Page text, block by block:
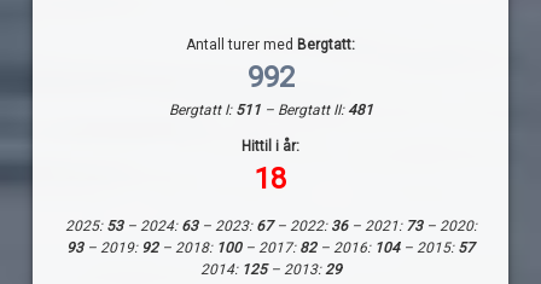
Antall turer med Bergtatt:
992
Bergtatt I: 511 – Bergtatt II:481
Hittil i år:
18
2025: 53– 2024:63– 2023: 67– 2022: 36– 2021: 73– 2020:
93– 2019: 92– 2018: 100 – 2017: 82– 2016: 104– 2015: 57
2014: 125– 2013:29